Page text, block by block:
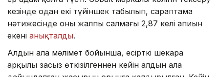
кезінде одан екі түйіншек табылып, сараптама
нәтижесінде оның жалпы салмағы 2,87 келі апиын
екені анықталды.
Алдын ала мәлімет бойынша, есірткі шекара
арқылы заңсыз өткізілгеннен кейін алдын ала